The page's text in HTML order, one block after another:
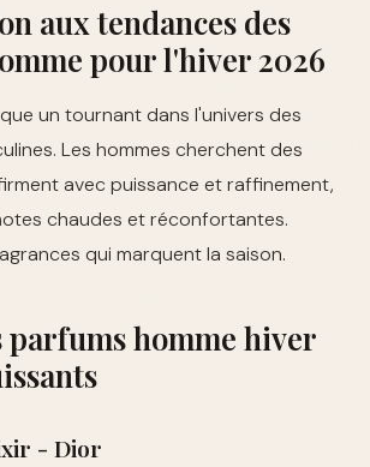
aux tendances des
pour l'hiver 2026
un tournant dans l'univers des
Les hommes cherchent des
avec puissance et raffinement,
chaudes et réconfortantes.
qui marquent la saison.
parfums homme hiver
- Dior